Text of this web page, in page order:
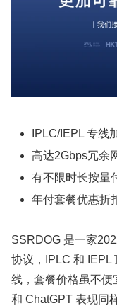
IPLC/IEPL 专线
高达2Gbps冗余
有不限时长按量
年付套餐优惠折
SSRDOG 是一家
协议，IPLC 和 IEPL
线，套餐价格虽不便
和 ChatGPT 表现同